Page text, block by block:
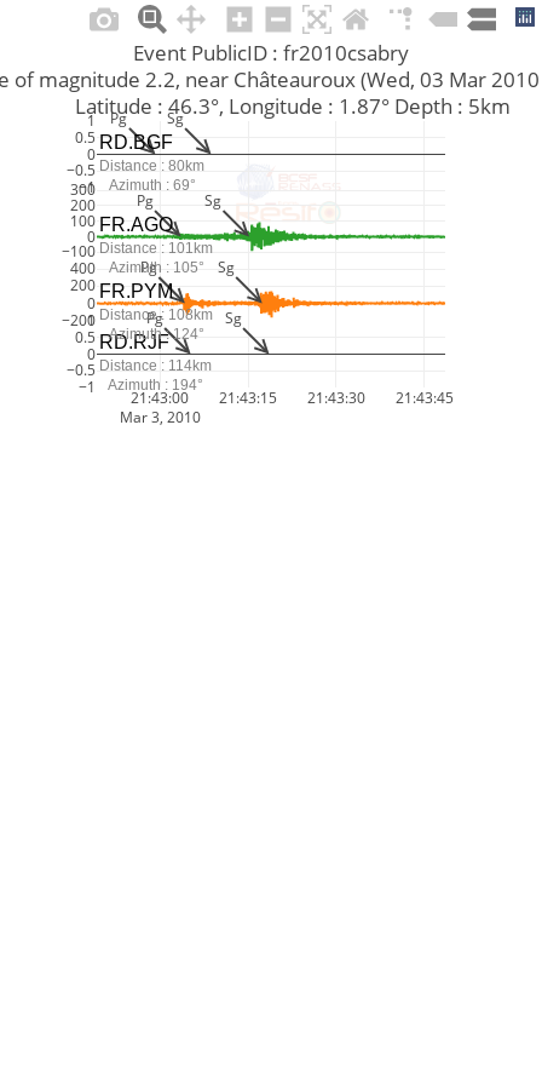
21:43:00
Mar 3, 2010
21:43:15 21:43:30 21:43:45
−1
−0.5
0
0.5
1
−200
0
200
400
−100
0
100
200
300
−1
−0.5
0
0.5
1
Event PublicID : fr2010csabry
of magnitude 2.2, near Châteauroux (Wed, 03 Mar
         Latitude : 46.3°, Longitude : 1.87° Depth : 5km
Pg Sg
Pg Sg
Pg Sg
Pg Sg
RD.RJF
Distance : 114km
Azimuth : 194°
FR.PYM
Distance : 108km
Azimuth : 124°
FR.AGO
Distance : 101km
Azimuth : 105°
RD.BGF
Distance : 80km
Azimuth : 69°